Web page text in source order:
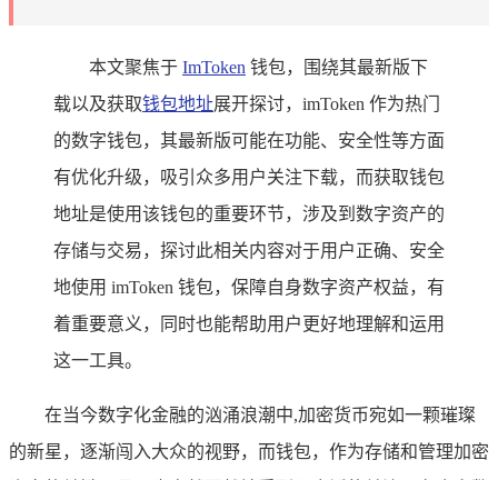
本文聚焦于 ImToken 钱包，围绕其最新版下
载以及获取钱包地址展开探讨，imToken 作为热门
的数字钱包，其最新版可能在功能、安全性等方面
有优化升级，吸引众多用户关注下载，而获取钱包
地址是使用该钱包的重要环节，涉及到数字资产的
存储与交易，探讨此相关内容对于用户正确、安全
地使用 imToken 钱包，保障自身数字资产权益，有
着重要意义，同时也能帮助用户更好地理解和运用
这一工具。
在当今数字化金融的汹涌浪潮中,加密货币宛如一颗璀璨
的新星，逐渐闯入大众的视野，而钱包，作为存储和管理加密